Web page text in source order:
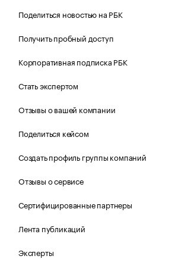
Поделиться новостью на РБК
Получить пробный доступ
Корпоративная подписка РБК
Стать экспертом
Отзывы о вашей компании
Поделиться кейсом
Создать профиль группы компаний
Отзывы о сервисе
Сертифицированные партнеры
Лента публикаций
Эксперты